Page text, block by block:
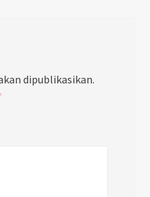
dipublikasikan.